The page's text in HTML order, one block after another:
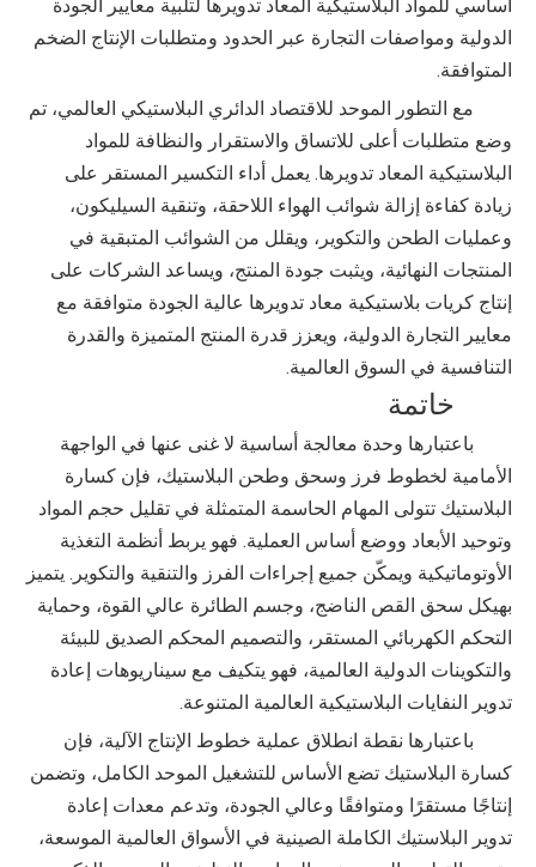
أساسي للمواد البلاستيكية المعاد تدويرها لتلبية معايير الجودة
الدولية ومواصفات التجارة عبر الحدود ومتطلبات الإنتاج الضخم
المتوافقة.
مع التطور الموحد للاقتصاد الدائري البلاستيكي العالمي، تم
وضع متطلبات أعلى للاتساق والاستقرار والنظافة للمواد
البلاستيكية المعاد تدويرها. يعمل أداء التكسير المستقر على
زيادة كفاءة إزالة شوائب الهواء اللاحقة، وتنقية السيليكون،
وعمليات الطحن والتكوير، ويقلل من الشوائب المتبقية في
المنتجات النهائية، ويثبت جودة المنتج، ويساعد الشركات على
إنتاج كريات بلاستيكية معاد تدويرها عالية الجودة متوافقة مع
معايير التجارة الدولية، ويعزز قدرة المنتج المتميزة والقدرة
التنافسية في السوق العالمية.
خاتمة
باعتبارها وحدة معالجة أساسية لا غنى عنها في الواجهة
الأمامية لخطوط فرز وسحق وطحن البلاستيك، فإن كسارة
البلاستيك تتولى المهام الحاسمة المتمثلة في تقليل حجم المواد
وتوحيد الأبعاد ووضع أساس العملية. فهو يربط أنظمة التغذية
الأوتوماتيكية ويمكّن جميع إجراءات الفرز والتنقية والتكوير. يتميز
بهيكل سحق القص الناضج، وجسم الطائرة عالي القوة، وحماية
التحكم الكهربائي المستقر، والتصميم المحكم الصديق للبيئة
والتكوينات الدولية العالمية، فهو يتكيف مع سيناريوهات إعادة
تدوير النفايات البلاستيكية العالمية المتنوعة.
باعتبارها نقطة انطلاق عملية خطوط الإنتاج الآلية، فإن
كسارة البلاستيك تضع الأساس للتشغيل الموحد الكامل، وتضمن
إنتاجًا مستقرًا ومتوافقًا وعالي الجودة، وتدعم معدات إعادة
تدوير البلاستيك الكاملة الصينية في الأسواق العالمية الموسعة،